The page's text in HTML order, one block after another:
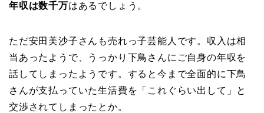
年収は数千万はあるでしょう。
ただ安田美沙子さんも売れっ子芸能人です。収入は相
当あったようで、うっかり下鳥さんにご自身の年収を
話してしまったようです。すると今まで全面的に下鳥
さんが支払っていた生活費を「これぐらい出して」と
交渉されてしまったとか。